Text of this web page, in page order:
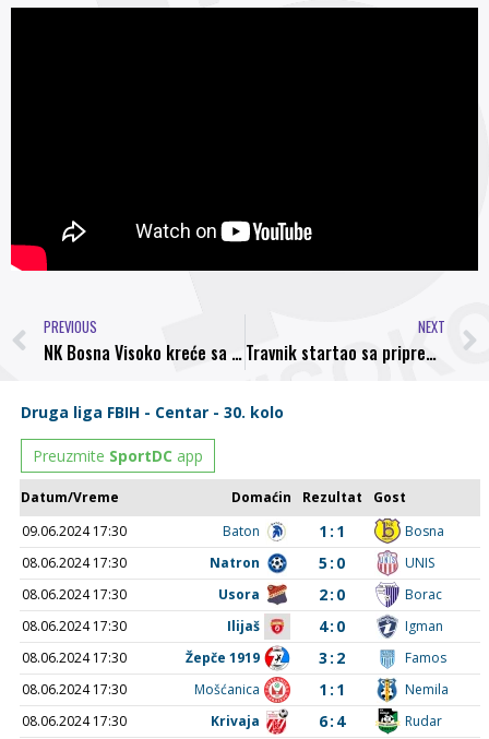
PREVIOUS
NK Bosna Visoko kreće sa pripremama – Prva kontrolna utakmica u subotu protiv Čelika
NEXT
Travnik startao sa pripremama, Hasanhodžić ostaje